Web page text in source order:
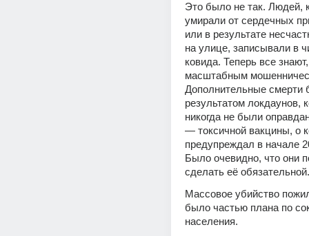
Это было не так. Людей,
умирали от сердечных
или в результате
на улице, записывали в
ковида. Теперь все
масштабным
Дополнительные смерти
результатом локдаунов,
никогда не были
— токсичной вакцины, о
предупреждал в начале
Было очевидно, что они
сделать её обязательной.
Массовое убийство
было частью плана по
населения.